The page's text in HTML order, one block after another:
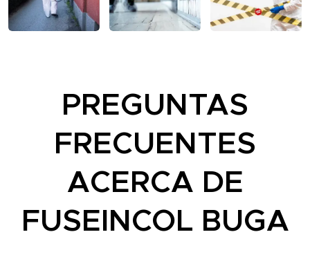
PREGUNTAS
FRECUENTES
ACERCA DE
FUSEINCOL BUGA